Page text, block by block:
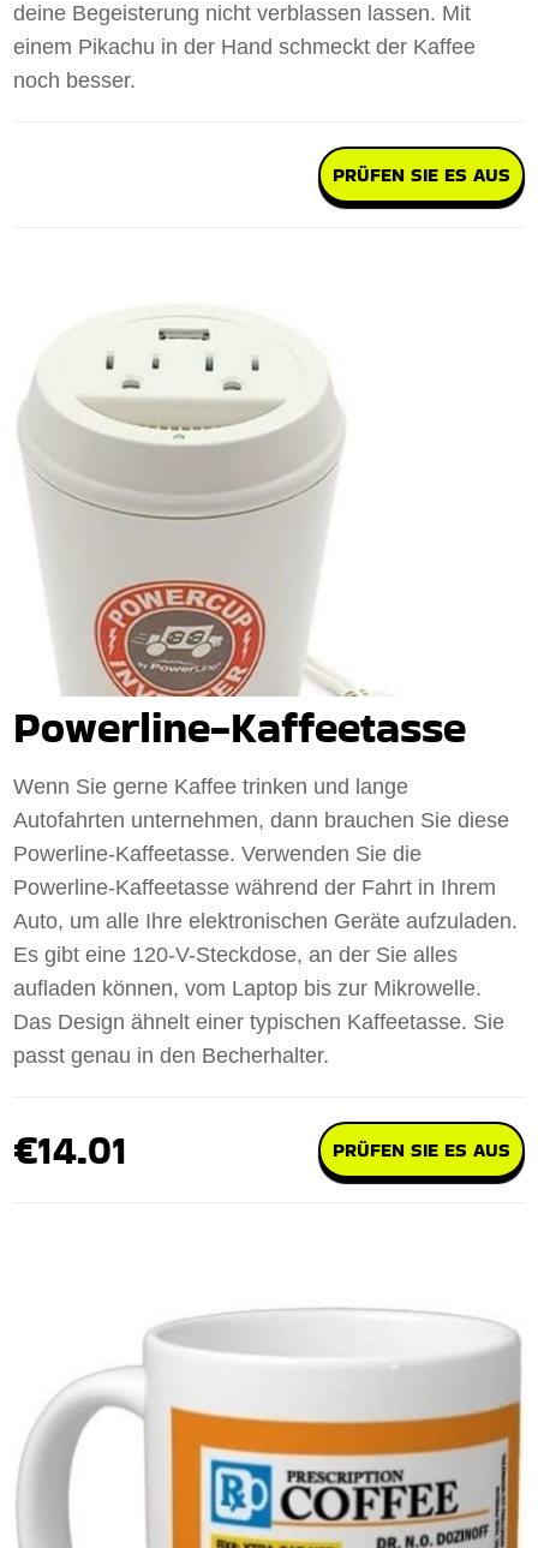
deine Begeisterung nicht verblassen lassen. Mit
einem Pikachu in der Hand schmeckt der Kaffee
noch besser.
PRÜFEN SIE ES AUS
Powerline-Kaffeetasse
Wenn Sie gerne Kaffee trinken und lange
Autofahrten unternehmen, dann brauchen Sie diese
Powerline-Kaffeetasse. Verwenden Sie die
Powerline-Kaffeetasse während der Fahrt in Ihrem
Auto, um alle Ihre elektronischen Geräte aufzuladen.
Es gibt eine 120-V-Steckdose, an der Sie alles
aufladen können, vom Laptop bis zur Mikrowelle.
Das Design ähnelt einer typischen Kaffeetasse. Sie
passt genau in den Becherhalter.
€14.01 PRÜFEN SIE ES AUS